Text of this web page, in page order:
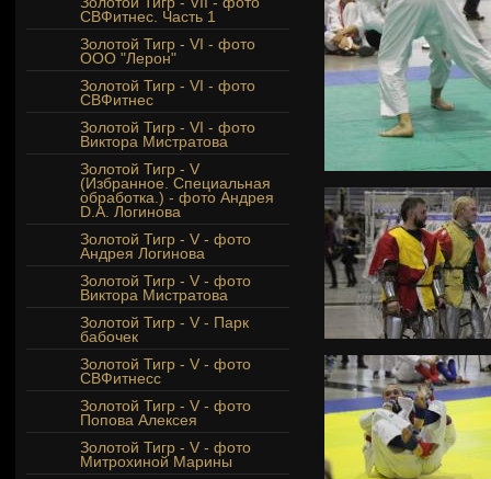
СВФитнес. Часть 1
Золотой Тигр - VI - фото
ООО "Лерон"
Золотой Тигр - VI - фото
СВФитнес
Золотой Тигр - VI - фото
Виктора Мистратова
Золотой Тигр - V
(Избранное. Специальная
обработка.) - фото Андрея
D.A. Логинова
Золотой Тигр - V - фото
Андрея Логинова
Золотой Тигр - V - фото
Виктора Мистратова
Золотой Тигр - V - Парк
бабочек
Золотой Тигр - V - фото
СВФитнесс
Золотой Тигр - V - фото
Попова Алексея
Золотой Тигр - V - фото
Митрохиной Марины